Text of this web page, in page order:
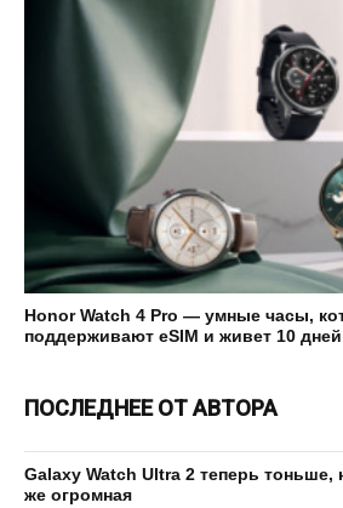
Honor Watch 4 Pro — умные часы,
поддерживают eSIM и живет 10
ПОСЛЕДНЕЕ ОТ АВТОРА
Galaxy Watch Ultra 2 теперь тоньше,
же огромная